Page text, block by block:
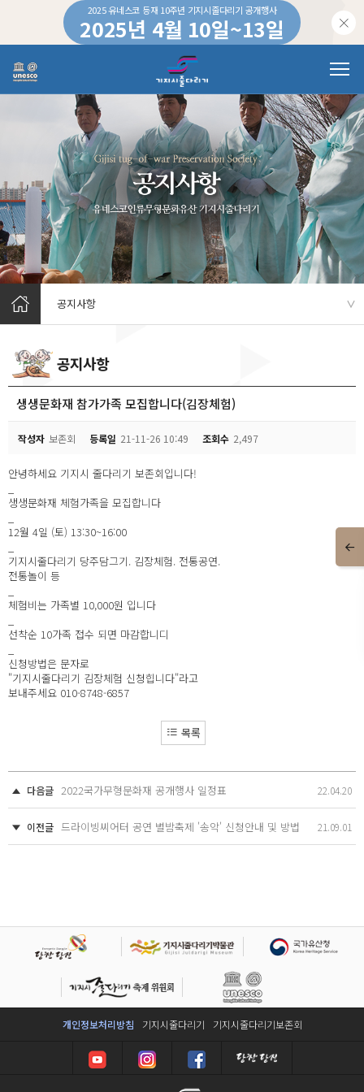
2025 유네스코 등재 10주년 기지시줄다리기 공개행사
2025년 4월 10일~13일
하루 동안 이 창을 열지 않습니다.
공지사항 ∨
공지사항
생생문화재 참가가족 모집합니다(김장체험)
작성자 보존회 등록일 21-11-26 10:49 조회수 2,497
안녕하세요 기지시 줄다리기 보존회입니다!
생생문화재 체험가족을 모집합니다
12월 4일 (토) 13:30~16:00
기지시줄다리기 당주담그기. 김장체험. 전통공연.
전통놀이 등
체험비는 가족별 10,000원 입니다
선착순 10가족 접수 되면 마감합니디
신청방법은 문자로
"기지시줄다리기 김장체험 신청힙니다"라고
보내주세요 010-8748-6857
목록
다음글 2022국가무형문화재 공개행사 일정표 22.04.20
이전글 드라이빙씨어터 공연 별밤축제 '송악' 신청안내 및 방법 21.09.01
개인정보처리방침 기지시줄다리기 기지시줄다리기보존회